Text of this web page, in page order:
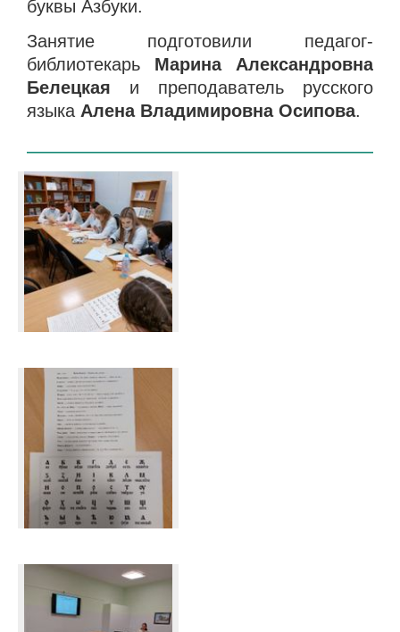
буквы Азбуки.
Занятие подготовили педагог-
библиотекарь Марина Александровна
Белецкая и преподаватель русского
языка Алена Владимировна Осипова.